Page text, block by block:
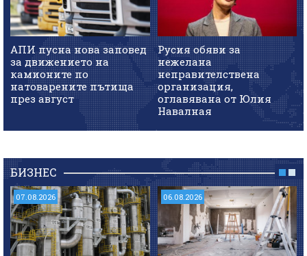
АПИ пусна нова заповед
за движението на
камионите по
натоварените пътища
през август
Русия обяви за
нежелана
неправителствена
организация,
оглавявана от Юлия
Навалная
БИЗНЕС
07.08.2026 06.08.2026